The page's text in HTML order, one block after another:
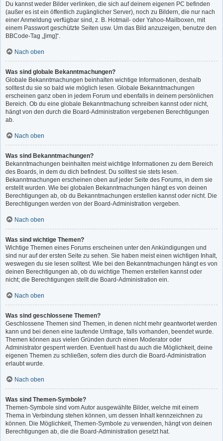
Du kannst weder Bilder verlinken, die sich auf deinem eigenen PC befinden
(außer es ist ein öffentlich zugänglicher Server), noch zu Bildern, die nur nach
einer Anmeldung verfügbar sind, z. B. Hotmail- oder Yahoo-Mailboxen, mit
einem Passwort geschützte Seiten usw. Um das Bild anzuzeigen, benutze den
BBCode-Tag „[img]“.
Nach oben
Was sind globale Bekanntmachungen?
Globale Bekanntmachungen beinhalten wichtige Informationen, deshalb
solltest du sie so bald wie möglich lesen. Globale Bekanntmachungen
erscheinen ganz oben in jedem Forum und ebenfalls in deinem persönlichen
Bereich. Ob du eine globale Bekanntmachung schreiben kannst oder nicht,
hängt von den durch die Board-Administration vergebenen Berechtigungen
ab.
Nach oben
Was sind Bekanntmachungen?
Bekanntmachungen beinhalten meist wichtige Informationen zu dem Bereich
des Boards, in dem du dich befindest. Du solltest sie stets lesen.
Bekanntmachungen erscheinen oben auf jeder Seite des Forums, in dem sie
erstellt wurden. Wie bei globalen Bekanntmachungen hängt es von deinen
Berechtigungen ab, ob du Bekanntmachungen erstellen kannst oder nicht. Die
Berechtigungen werden von der Board-Administration vergeben.
Nach oben
Was sind wichtige Themen?
Wichtige Themen eines Forums erscheinen unter den Ankündigungen und
sind nur auf der ersten Seite zu sehen. Sie haben meist einen wichtigen Inhalt,
weswegen du sie lesen solltest. Wie bei den Bekanntmachungen hängt es von
deinen Berechtigungen ab, ob du wichtige Themen erstellen kannst oder
nicht; die Berechtigungen stellt die Board-Administration ein.
Nach oben
Was sind geschlossene Themen?
Geschlossene Themen sind Themen, in denen nicht mehr geantwortet werden
kann und bei denen eine laufende Umfrage, falls vorhanden, beendet wurde.
Themen können aus vielen Gründen durch einen Moderator oder
Administrator gesperrt werden. Eventuell hast du auch die Möglichkeit, deine
eigenen Themen zu schließen, sofern dies durch die Board-Administration
erlaubt wurde.
Nach oben
Was sind Themen-Symbole?
Themen-Symbole sind vom Autor ausgewählte Bilder, welche mit einem
Thema in Verbindung stehen können, um dessen Inhalt kennzeichnen zu
können. Die Möglichkeit, Themen-Symbole zu verwenden, hängt von deinen
Berechtigungen ab, die die Board-Administration gesetzt hat.